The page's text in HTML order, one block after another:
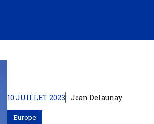
10 JUILLET 2023 Jean Delaunay
Europe